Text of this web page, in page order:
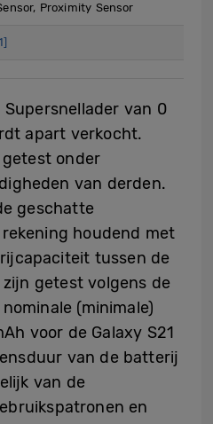
Proximity Sensor
Supersnellader van 0
apart verkocht.
onder
van derden.
geschatte
houdend met
tussen de
getest volgens de
(minimale)
voor de Galaxy S21
van de batterij
van de
en